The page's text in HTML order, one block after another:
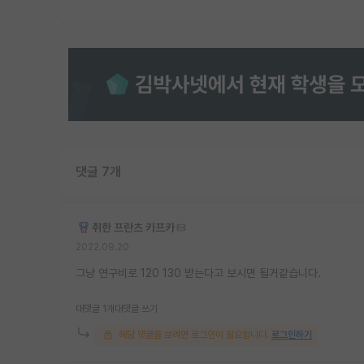
댓글 7개
취한 프란츠 카프카
그냥 연구비로 120 130 받는다고 보시면 될거같습니다.
대댓글 1개 대댓글 쓰기
해당 댓글을 보려면 로그인이 필요합니다. 로그인하기